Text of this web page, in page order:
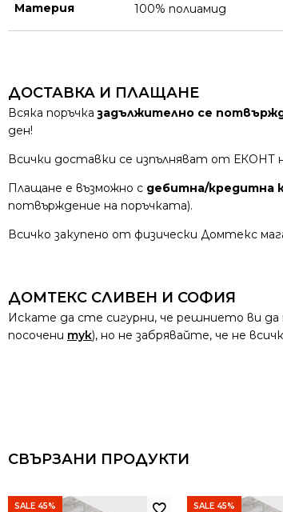
Материя 100% полиамид
ДОСТАВКА И ПЛАЩАНЕ
Всяка поръчказадължително се
ден!
Всички доставки се изпълняват от ЕКОНТ
Плащане е възможно с дебитна/кредитна
потвърждение на поръчката).
Всичко закупено от физически Домтекс
ДОМТЕКС СЛИВЕН И СОФИЯ
Искате да сте сигурни, че решнието ви
посочени тук), но не забрявайте, че не
СВЪРЗАНИ ПРОДУКТИ
SALE 45% SALE 45%